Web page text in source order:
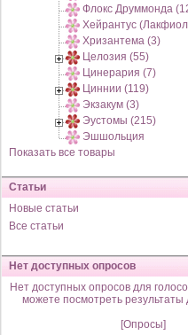
Флокс Друммонда
Хейрантус
Хризантема (3)
Целозия (55)
Цинерария (7)
Циннии (119)
Экзакум (3)
Эустомы (215)
Эшшольция
Показать все товары
Статьи
Новые статьи
Все статьи
Нет доступных опросов
Нет доступных опросов для
можете посмотреть результаты
[Опросы]